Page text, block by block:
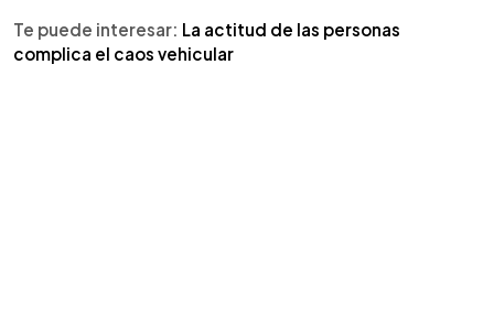
Te puede interesar: La actitud de las personas
complica el caos vehicular